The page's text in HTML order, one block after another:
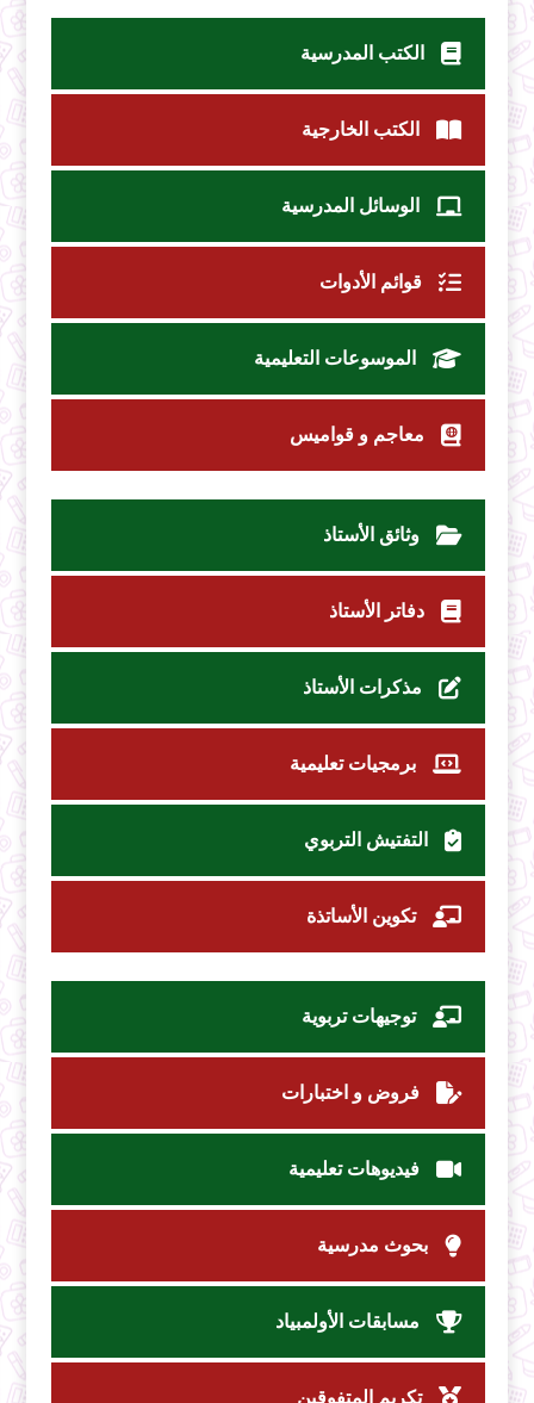
الكتب المدرسية
الكتب الخارجية
الوسائل المدرسية
قوائم الأدوات
الموسوعات التعليمية
معاجم و قواميس
وثائق الأستاذ
دفاتر الأستاذ
مذكرات الأستاذ
برمجيات تعليمية
التفتيش التربوي
تكوين الأساتذة
توجيهات تربوية
فروض و اختبارات
فيديوهات تعليمية
بحوث مدرسية
مسابقات الأولمبياد
تكريم المتفوقين